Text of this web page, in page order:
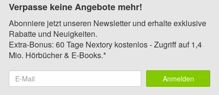
Verpasse keine Angebote mehr!
Abonniere jetzt unseren Newsletter und erhalte exklusive
Rabatte und Neuigkeiten.
Extra-Bonus: 60 Tage Nextory kostenlos - Zugriff auf 1,4
Mio. Hörbücher & E-Books.*
Anmelden